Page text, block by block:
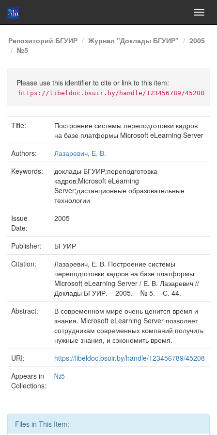
Skip
navigation
Репозиторий БГУИР Журнал "Доклады БГУИР"
2005
№5
Please use this identifier to cite or link to this item:
https://libeldoc.bsuir.by/handle/123456789/45208
Title:
Построение системы переподготовки кадров
на базе платформы Microsoft eLearning Server
Authors:
Лазаревич, Е. В.
Keywords:
доклады БГУИР;переподготовка
кадров;Microsoft eLearning
Server;дистанционные образовательные
технологии
Issue
Date:
2005
Publisher:
БГУИР
Citation:
Лазаревич, Е. В. Построение системы
переподготовки кадров на базе платформы
Microsoft eLearning Server / Е. В. Лазаревич //
Доклады БГУИР. – 2005. – № 5. – С. 44.
Abstract:
В современном мире очень ценится время и
знания. Microsoft eLearning Server позволяет
сотрудникам современных компаний получить
нужные знания, и сэкономить время.
URI:
https://libeldoc.bsuir.by/handle/123456789/45208
Appears in
Collections:
№5
Files in This Item: